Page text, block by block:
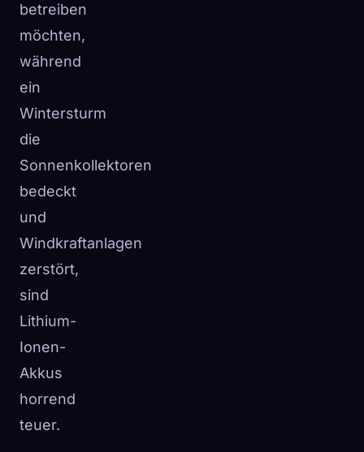
betreiben
möchten,
während
ein
Wintersturm
die
Sonnenkollektoren
bedeckt
und
Windkraftanlagen
zerstört,
sind
Lithium-
Ionen-
Akkus
horrend
teuer.